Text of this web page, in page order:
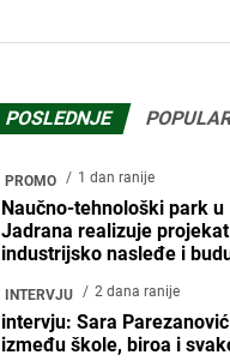
POSLEDNJE
PROMO 1 dan ranije
Naučno-tehnološki park
Jadrana realizuje
industrijsko nasleđe i
INTERVJU 2 dana ranije
intervju: Sara
između škole, biroa i